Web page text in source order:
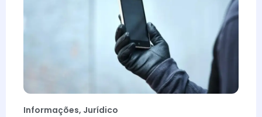
Informações, Jurídico